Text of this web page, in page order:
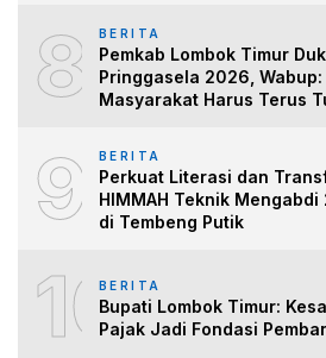
8 BERITA
Pemkab Lombok Timur
Pringgasela 2026,
Masyarakat Harus Terus
9 BERITA
Perkuat Literasi dan
HIMMAH Teknik
di Tembeng Putik
10BERITA
Bupati Lombok Timur:
Pajak Jadi Fondasi